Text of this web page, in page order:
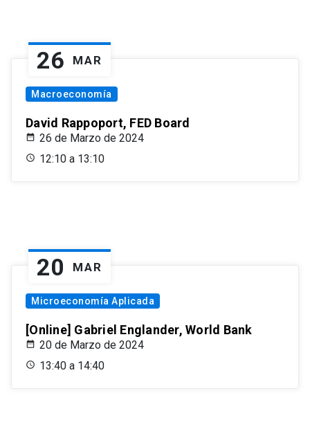
26 MAR
Macroeconomía
David Rappoport, FED Board
26 de Marzo de 2024
12:10 a 13:10
20 MAR
Microeconomía Aplicada
[Online] Gabriel Englander, World Bank
20 de Marzo de 2024
13:40 a 14:40